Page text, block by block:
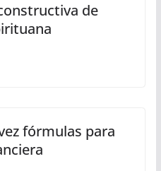
de
fórmulas para